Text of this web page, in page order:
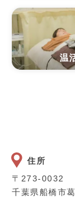
温
住所
〒273-0032
千葉県船橋市